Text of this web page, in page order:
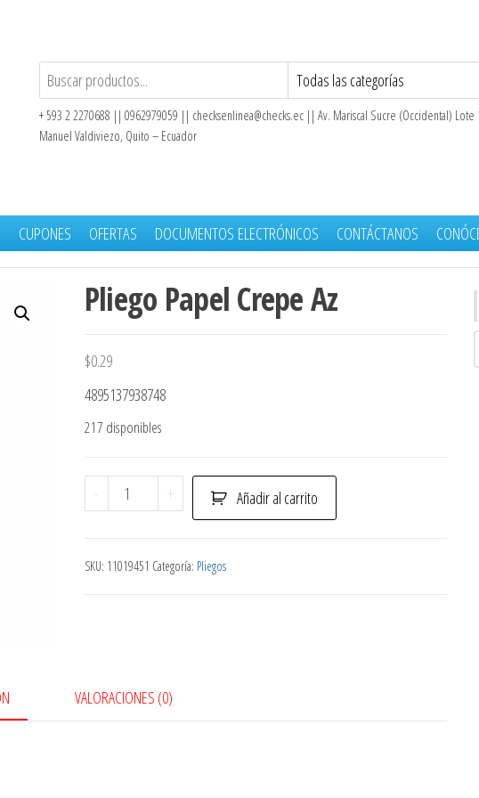
+ 593 2 2270688 || 0962979059 || checksenlinea@checks.ec || Av. Mariscal Sucre (Occidental) Lote
Manuel Valdiviezo, Quito – Ecuador
CUPONES OFERTAS DOCUMENTOS ELECTRÓNICOS CONTÁCTANOS
Pliego Papel Crepe Az
$0.29
4895137938748
217 disponibles
-
Pliego
Papel
Az
+ Añadir al carrito
SKU: 11019451 Categoría: Pliegos
VALORACIONES (0)